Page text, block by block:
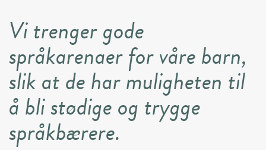
Vi trenger gode
språkarenaer for våre barn,
slik at de har muligheten til
å bli stødige og trygge
språkbærere.